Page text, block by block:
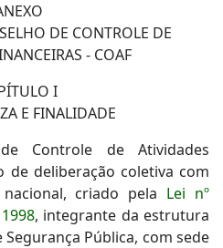
DE CONTROLE DE
- COAF
I
E FINALIDADE
Controle de Atividades
de deliberação coletiva com
criado pela Lei nº
, integrante da estrutura
Pública, com sede